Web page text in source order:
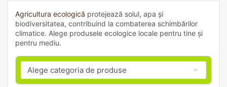
Agricultura ecologică protejează solul, apa și
biodiversitatea, contribuind la combaterea schimbărilor
climatice. Alege produsele ecologice locale pentru tine și
pentru mediu.